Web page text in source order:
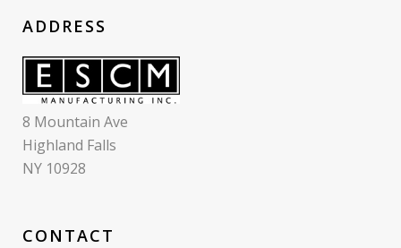
ADDRESS
8 Mountain Ave
Highland Falls
NY 10928
CONTACT